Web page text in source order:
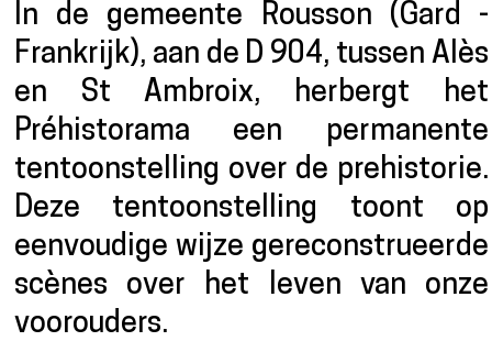
In de gemeente Rousson (Gard -
Frankrijk), aan de D 904, tussen Alès
en St Ambroix, herbergt het
Préhistorama een permanente
tentoonstelling over de prehistorie.
Deze tentoonstelling toont op
eenvoudige wijze gereconstrueerde
scènes over het leven van onze
voorouders.